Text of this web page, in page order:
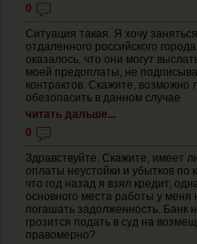
0
Ситуация такая. Я хочу
отдаленного российского
оказалось, что они могут
моей предоплаты, не
контрактов. Скажите, возможно
обезопасить в данном случае
читать дальше...
0
Здравствуйте. Скажите, имеет
оплаты неустойки и убытков по
что год назад я взял кредит,
основного места работы у
погашать задолженность. Банк
грозится подать в суд на
правомерно?